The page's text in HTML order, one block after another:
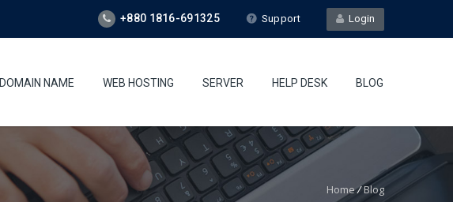
Login
+880 1816-691325 Support
DOMAIN NAME WEB HOSTING SERVER HELP DESK BLOG
Home/Blog